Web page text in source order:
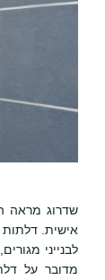
שדרוג מראה
אישית.
לבנייני
מדובר על